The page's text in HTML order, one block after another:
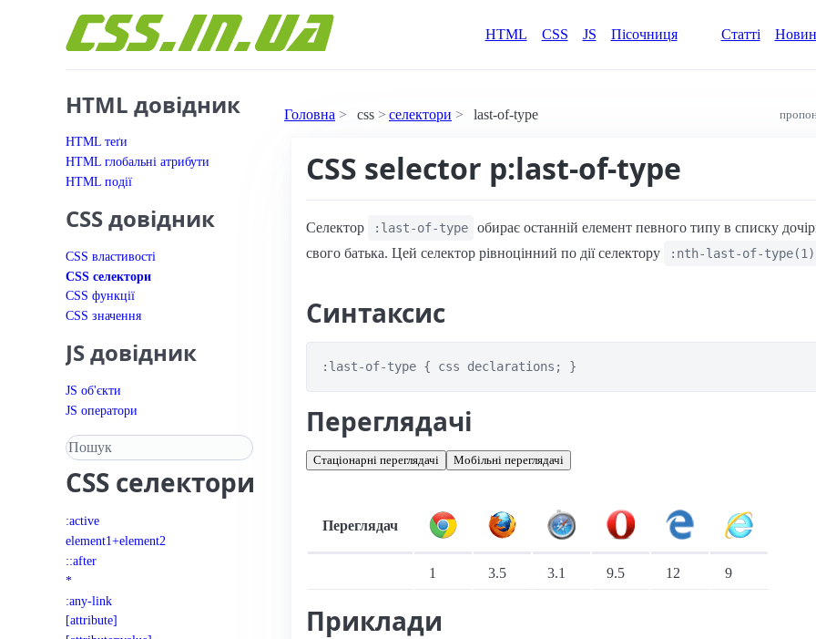
HTML
CSS JS Пісочниця Статті
HTML довідник
HTML теґи
HTML глобальні атрибути
HTML події
CSS довідник
CSS властивості
CSS селектори
CSS функції
CSS значення
JS довідник
JS об'єкти
JS оператори
Пошук у довіднику
CSS селектори
:active
element1+element2
::after
*
:any-link
[attribute]
Головна css селектори last-of-type
CSS selector p:last-of-type
Селектор :last-of-type
обирає останній елемент певного типу в списку
свого батька. Цей селектор рівноцінний по дії селектору
:nth-last-of-type(1)
Синтаксис
:last-of-type { css declarations; }
Переглядачі
Стаціонарні переглядачі Мобільні переглядачі
Переглядач
1 3.5 3.1 9.5 12 9
Приклади